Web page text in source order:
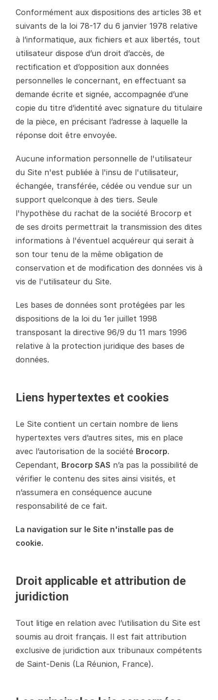
Conformément aux dispositions des articles 38 et
suivants de la loi 78-17 du 6 janvier 1978 relative
à l’informatique, aux fichiers et aux libertés, tout
utilisateur dispose d’un droit d’accès, de
rectification et d’opposition aux données
personnelles le concernant, en effectuant sa
demande écrite et signée, accompagnée d’une
copie du titre d’identité avec signature du titulaire
de la pièce, en précisant l’adresse à laquelle la
réponse doit être envoyée.
Aucune information personnelle de l'utilisateur
du Site n'est publiée à l'insu de l'utilisateur,
échangée, transférée, cédée ou vendue sur un
support quelconque à des tiers. Seule
l'hypothèse du rachat de la société Brocorp et
de ses droits permettrait la transmission des dites
informations à l'éventuel acquéreur qui serait à
son tour tenu de la même obligation de
conservation et de modification des données vis à
vis de l'utilisateur du Site.
Les bases de données sont protégées par les
dispositions de la loi du 1er juillet 1998
transposant la directive 96/9 du 11 mars 1996
relative à la protection juridique des bases de
données.
Liens hypertextes et cookies
Le Site contient un certain nombre de liens
hypertextes vers d’autres sites, mis en place
avec l’autorisation de la société Brocorp.
Cependant, Brocorp SAS n’a pas la possibilité de
vérifier le contenu des sites ainsi visités, et
n’assumera en conséquence aucune
responsabilité de ce fait.
La navigation sur le Site n'installe pas de
cookie.
Droit applicable et attribution de
juridiction
Tout litige en relation avec l’utilisation du Site est
soumis au droit français. Il est fait attribution
exclusive de juridiction aux tribunaux compétents
de Saint-Denis (La Réunion, France).